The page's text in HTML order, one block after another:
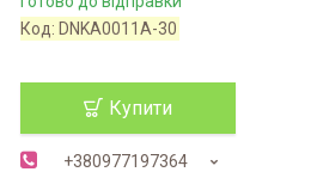
Код: DNKA0011A-30
Купити
+380977197364